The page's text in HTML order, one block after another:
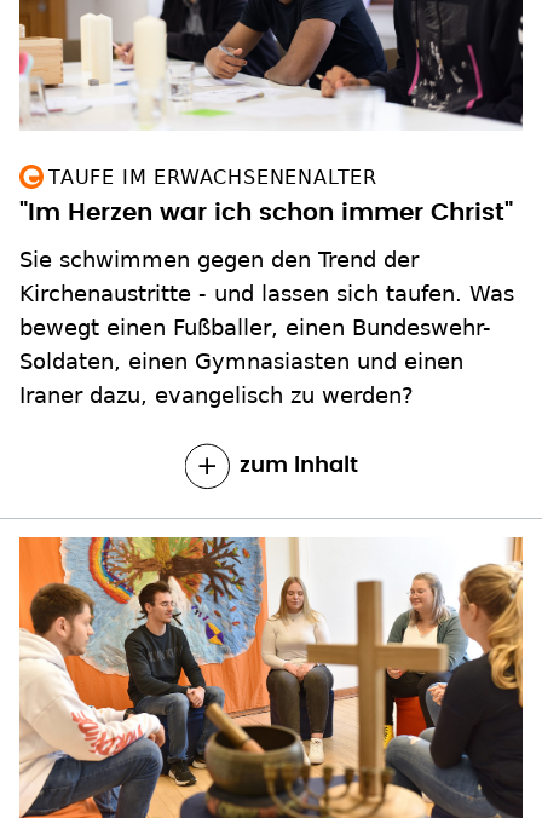
TAUFE IM ERWACHSENENALTER
"Im Herzen war ich schon immer Christ"
Sie schwimmen gegen den Trend der
Kirchenaustritte - und lassen sich taufen. Was
bewegt einen Fußballer, einen Bundeswehr-
Soldaten, einen Gymnasiasten und einen
Iraner dazu, evangelisch zu werden?
zum Inhalt